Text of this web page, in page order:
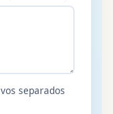
separados